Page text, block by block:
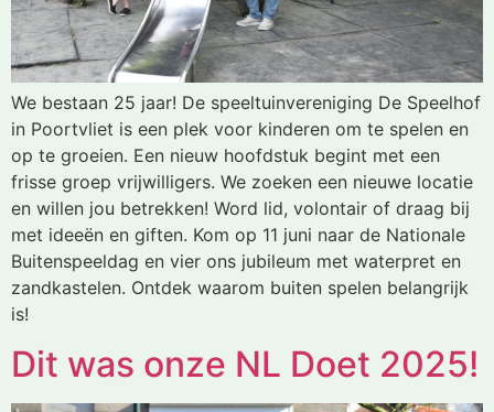
We bestaan 25 jaar! De speeltuinvereniging De Speelhof
in Poortvliet is een plek voor kinderen om te spelen en
op te groeien. Een nieuw hoofdstuk begint met een
frisse groep vrijwilligers. We zoeken een nieuwe locatie
en willen jou betrekken! Word lid, volontair of draag bij
met ideeën en giften. Kom op 11 juni naar de Nationale
Buitenspeeldag en vier ons jubileum met waterpret en
zandkastelen. Ontdek waarom buiten spelen belangrijk
is!
Dit was onze NL Doet 2025!